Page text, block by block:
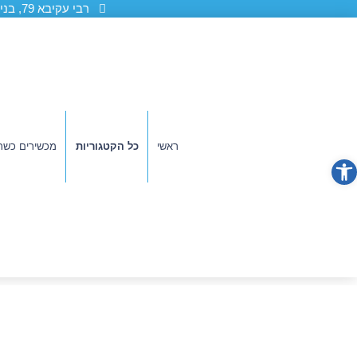
רבי עקיבא 79, בני ברק (גן ורשה)
ראשי כל הקטגוריות מכשירים
פתח סרגל נגישות